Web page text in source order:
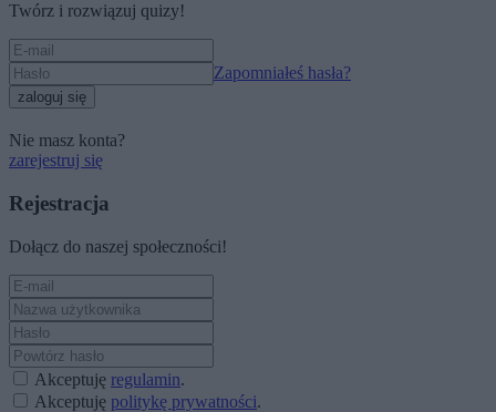
Twórz i rozwiązuj quizy!
Zapomniałeś hasła?
zaloguj się
Nie masz konta?
zarejestruj się
Rejestracja
Dołącz do naszej społeczności!
Akceptuję regulamin.
Akceptuję politykę prywatności.